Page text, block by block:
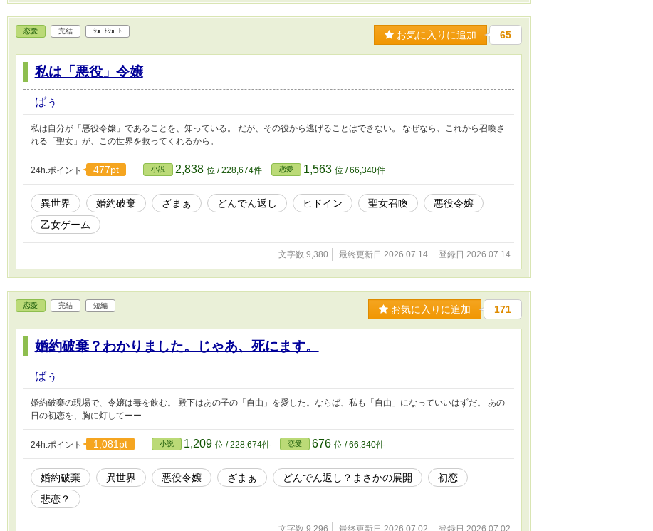
恋愛 完結 ｼｮｰﾄｼｮｰﾄ お気に入りに追加 65
私は「悪役」令嬢
ばぅ
私は自分が「悪役令嬢」であることを、知っている。 だが、その役から逃げることはできない。 なぜなら、これから召喚さ
れる「聖女」が、この世界を救ってくれるから。
24h.ポイント 477pt 小説 2,838 位 / 228,674件 恋愛 1,563 位 / 66,340件
異世界 婚約破棄 ざまぁ どんでん返し ヒドイン 聖女召喚
悪役令嬢
乙女ゲーム
文字数 9,380 最終更新日 2026.07.14 登録日 2026.07.14
恋愛 完結 短編 お気に入りに追加 171
婚約破棄？わかりました。じゃあ、死にます。
ばぅ
婚約破棄の現場で、令嬢は毒を飲む。 殿下はあの子の「自由」を愛した。ならば、私も「自由」になっていいはずだ。 あの
日の初恋を、胸に灯してーー
24h.ポイント 1,081pt 小説 1,209 位 / 228,674件 恋愛 676 位 / 66,340件
婚約破棄 異世界 悪役令嬢 ざまぁ どんでん返し？まさかの展開
初恋
悲恋？
文字数 9,296 最終更新日 2026.07.02 登録日 2026.07.02